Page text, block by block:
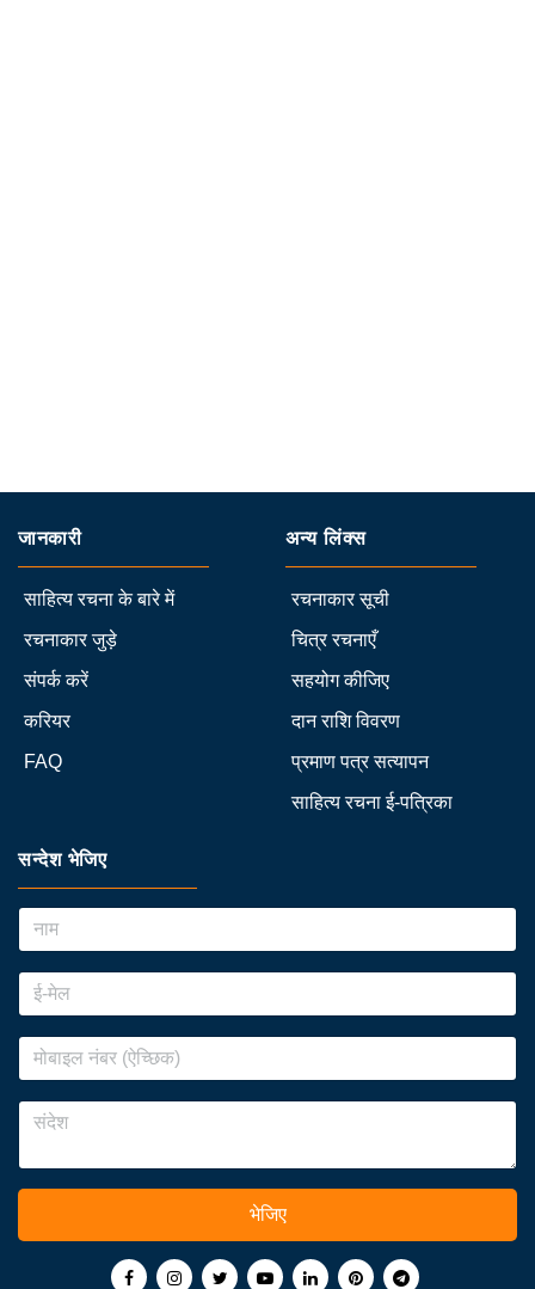
जानकारी
साहित्य रचना के बारे में
रचनाकार जुड़े
संपर्क करें
करियर
FAQ
अन्य लिंक्स
रचनाकार सूची
चित्र रचनाएँ
सहयोग कीजिए
दान राशि विवरण
प्रमाण पत्र सत्यापन
साहित्य रचना ई-पत्रिका
सन्देश भेजिए
भेजिए